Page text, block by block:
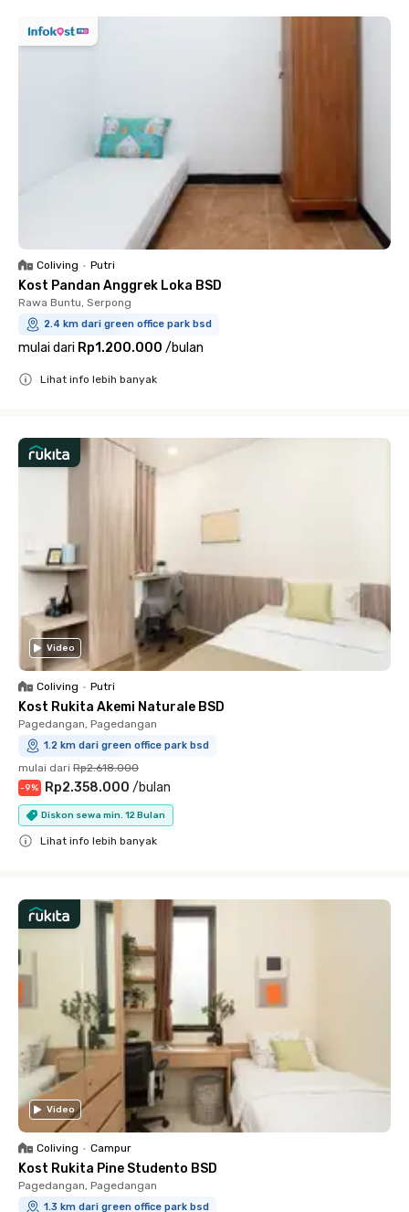
Coliving • Putri
Kost Pandan Anggrek Loka BSD
Rawa Buntu, Serpong
2.4 km dari green office park bsd
mulai dari Rp1.200.000 /bulan
Lihat info lebih banyak
Video
Coliving • Putri
Kost Rukita Akemi Naturale BSD
Pagedangan, Pagedangan
1.2 km dari green office park bsd
mulai dari Rp2.618.000
-9% Rp2.358.000 /bulan
Diskon sewa min. 12 Bulan
Lihat info lebih banyak
Video
Coliving • Campur
Kost Rukita Pine Studento BSD
Pagedangan, Pagedangan
1.3 km dari green office park bsd